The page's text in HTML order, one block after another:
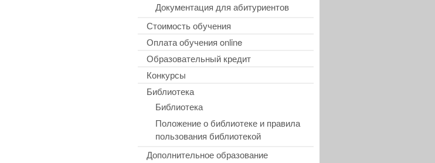
Документация для абитуриентов
Стоимость обучения
Оплата обучения online
Образовательный кредит
Конкурсы
Библиотека
Библиотека
Положение о библиотеке и правила
пользования библиотекой
Дополнительное образование